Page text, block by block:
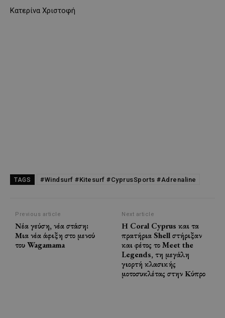
Κατερίνα Χριστοφή
TAGS #Windsurf #Kitesurf #CyprusSports #Adrenaline
Previous article
Νέα γεύση, νέα στάση:
Μια νέα άφιξη στο μενού
του Wagamama
Next article
Η Coral Cyprus και τα
πρατήρια Shell στήριξαν
και φέτος το Meet the
Legends, τη μεγάλη
γιορτή κλασικής
μοτοσυκλέτας στην Κύπρο